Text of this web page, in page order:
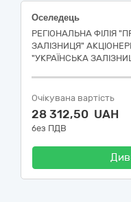
Оселедець
РЕГІОНАЛЬНА ФІЛІЯ
ЗАЛІЗНИЦЯ"
"УКРАЇНСЬКА
Очікувана вартість
28 312,50 UAH
без ПДВ